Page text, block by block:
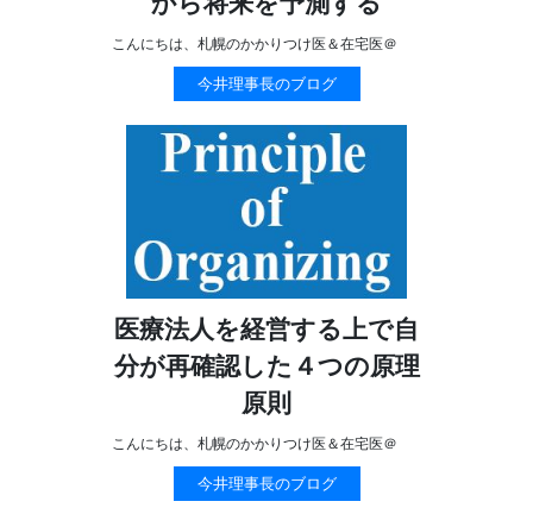
こんにちは、札幌のかかりつけ医＆在宅医＠
今井理事長のブログ
医療法人を経営する上で自
分が再確認した４つの原理
原則
こんにちは、札幌のかかりつけ医＆在宅医＠
今井理事長のブログ